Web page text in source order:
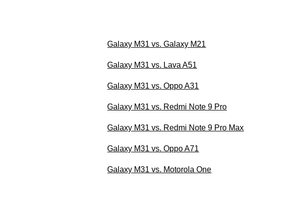
Galaxy M31 vs. Galaxy M21
Galaxy M31 vs. Lava A51
Galaxy M31 vs. Oppo A31
Galaxy M31 vs. Redmi Note 9 Pro
Galaxy M31 vs. Redmi Note 9 Pro Max
Galaxy M31 vs. Oppo A71
Galaxy M31 vs. Motorola One